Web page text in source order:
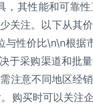
其性能和可靠
关注。以下从其
性价比\n\n根据
采购渠道和批
注意不同地区经
购买时可以关注